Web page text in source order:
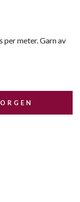
meter. Garn av